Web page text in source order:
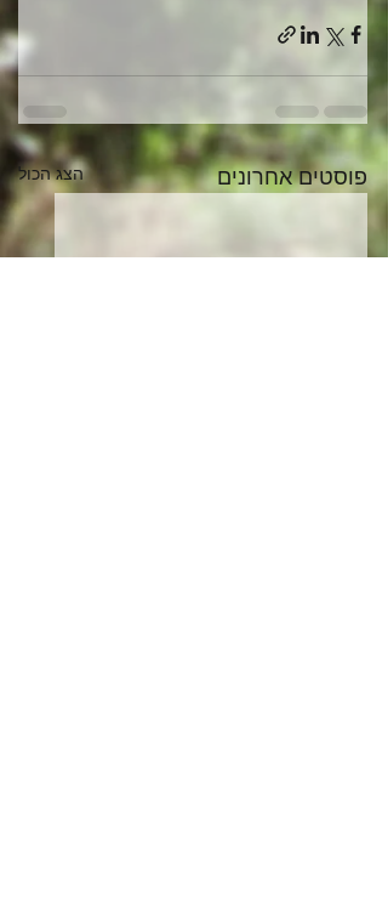
פוסטים אחרונים הצג הכול